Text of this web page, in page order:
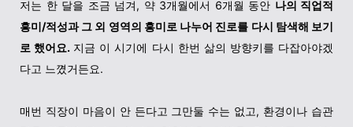
저는 한 달을 조금 넘겨, 약 3개월에서 6개월 동안 나의 직업적
흥미/적성과 그 외 영역의 흥미로 나누어 진로를 다시 탐색해 보기
로 했어요. 지금 이 시기에 다시 한번 삶의 방향키를 다잡아야겠
다고 느꼈거든요.
매번 직장이 마음이 안 든다고 그만둘 수는 없고, 환경이나 습관